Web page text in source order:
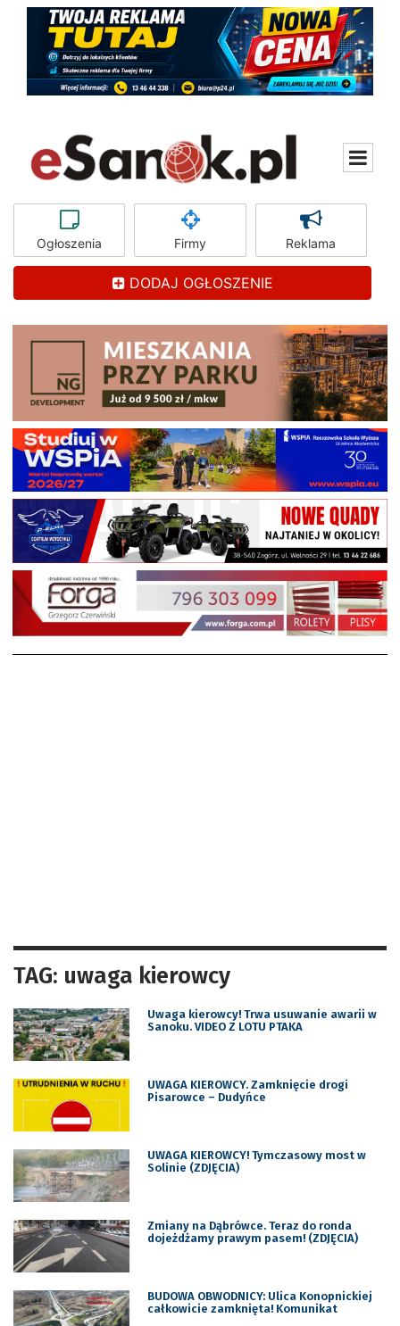
Ogłoszenia Firmy Reklama
DODAJ OGŁOSZENIE
TAG: uwaga kierowcy
Uwaga kierowcy! Trwa usuwanie awarii w
Sanoku. VIDEO Z LOTU PTAKA
UWAGA KIEROWCY. Zamknięcie drogi
Pisarowce – Dudyńce
UWAGA KIEROWCY! Tymczasowy most w
Solinie (ZDJĘCIA)
Zmiany na Dąbrówce. Teraz do ronda
dojeżdżamy prawym pasem! (ZDJĘCIA)
BUDOWA OBWODNICY: Ulica Konopnickiej
całkowicie zamknięta! Komunikat